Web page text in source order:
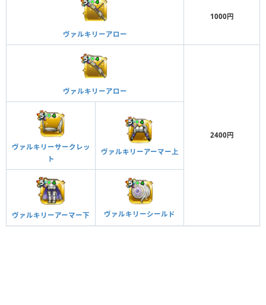
ヴァルキリーアロー
1000円
ヴァルキリーアロー
2400円
ヴァルキリーサークレッ
ト
ヴァルキリーアーマー上
ヴァルキリーアーマー下 ヴァルキリーシールド